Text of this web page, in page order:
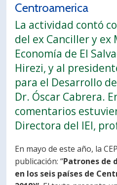
Postulantes
Estudiantes
Centroamerica
La actividad contó
del ex Canciller y ex
Economía de El
Hirezi, y al
para el Desarrollo
Dr. Óscar Cabrera.
comentarios
Directora del IEI,
En mayo de este año, la
publicación: “Patrones de
en los seis países de